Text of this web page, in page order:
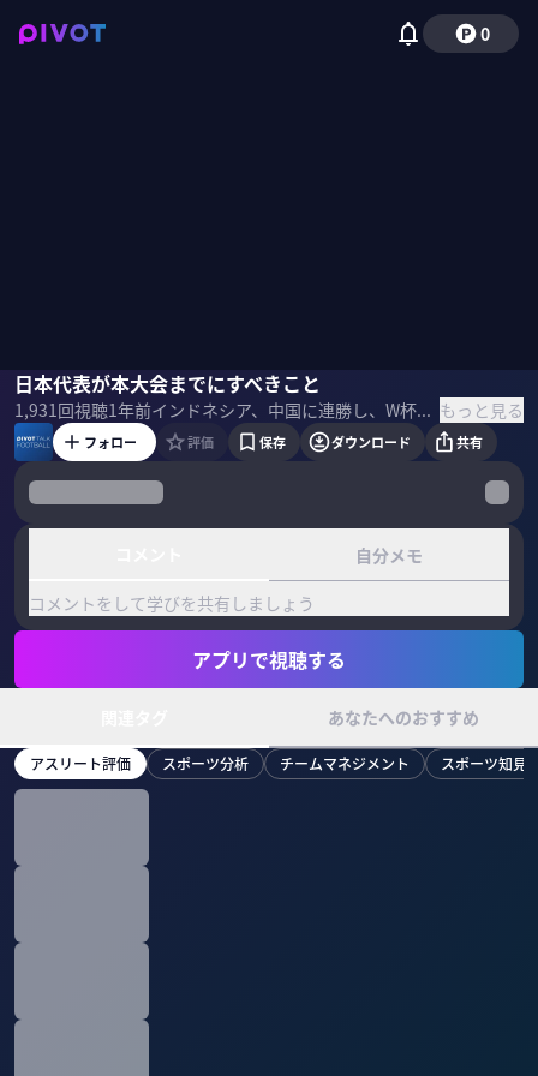
0
日本代表が本大会までにすべきこと
1,931回視聴1年前 インドネシア、中国に連勝し、W杯出場を決定的にした日本代表。両試合から見えた収穫と課題は何か？本大会までに何をするべきなのか？木崎伸也氏とミムラユウスケ氏に聞いた。 もっと見る
木崎伸也ミムラユウスケ佐々木紀彦
フォロー 評価 保存 ダウンロード 共有
自分メモ
コメントをして学びを共有しましょう
アプリで視聴する
あなたへのおすすめ
アスリート評価 スポーツ分析 チームマネジメント スポーツ知見